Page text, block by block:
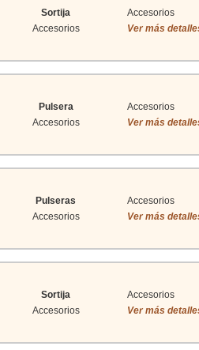
Sortija
Accesorios
Accesorios
Ver más
Pulsera
Accesorios
Accesorios
Ver más
Pulseras
Accesorios
Accesorios
Ver más
Sortija
Accesorios
Accesorios
Ver más